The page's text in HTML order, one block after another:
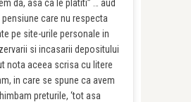
da, asa ca le platiti” … aud
care nu respecta
pe site-urile personale in
si incasarii depositului
nota aceea scrisa cu litere
in care se spune ca avem
preturile, ‘tot asa